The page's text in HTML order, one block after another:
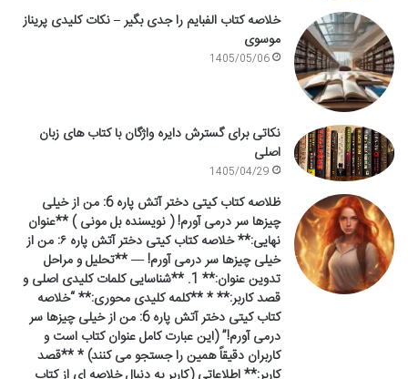
خلاصه کتاب الفبایم را جدی بگیر – نکات کلیدی پریناز
موسوی
1405/05/06
نکاتی برای گسترش دایره واژگان با کتاب های زبان
اصلی
1405/04/29
ظلاصه کتاب کیتی دختر آتش پاره 6: من از خیلی
چیزها سر درمی آورم! ( نویسنده بل مونی ) **عنوان
نهایی:** خلاصه کتاب کیتی دختر آتش پاره ۶: من از
خیلی چیزها سر درمی آورم! — **تحلیل و مراحل
تدوین عنوان:** 1. **شناسایی کلمات کلیدی اصلی و
قصد کاربر:** * **کلمه کلیدی محوری:** “خلاصه
کتاب کیتی دختر آتش پاره 6: من از خیلی چیزها سر
درمی آورم!” (این عبارت کامل عنوان کتاب است و
کاربران دقیقاً همین را جستجو می کنند) * **قصد